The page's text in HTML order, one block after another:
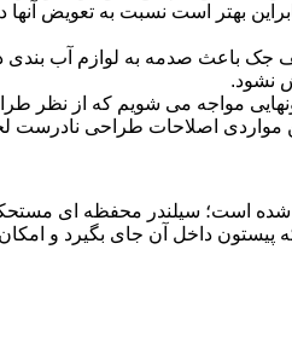
بهتر است نسبت به تعویض
باعث صدمه به لوازم آب بندی
نشود.
مواجه می شویم که از نظر
مواردی اصلاحات طراحی نادرست
شده است؛ سیلندر محفظه ای
داخل آن جای بگیرد و